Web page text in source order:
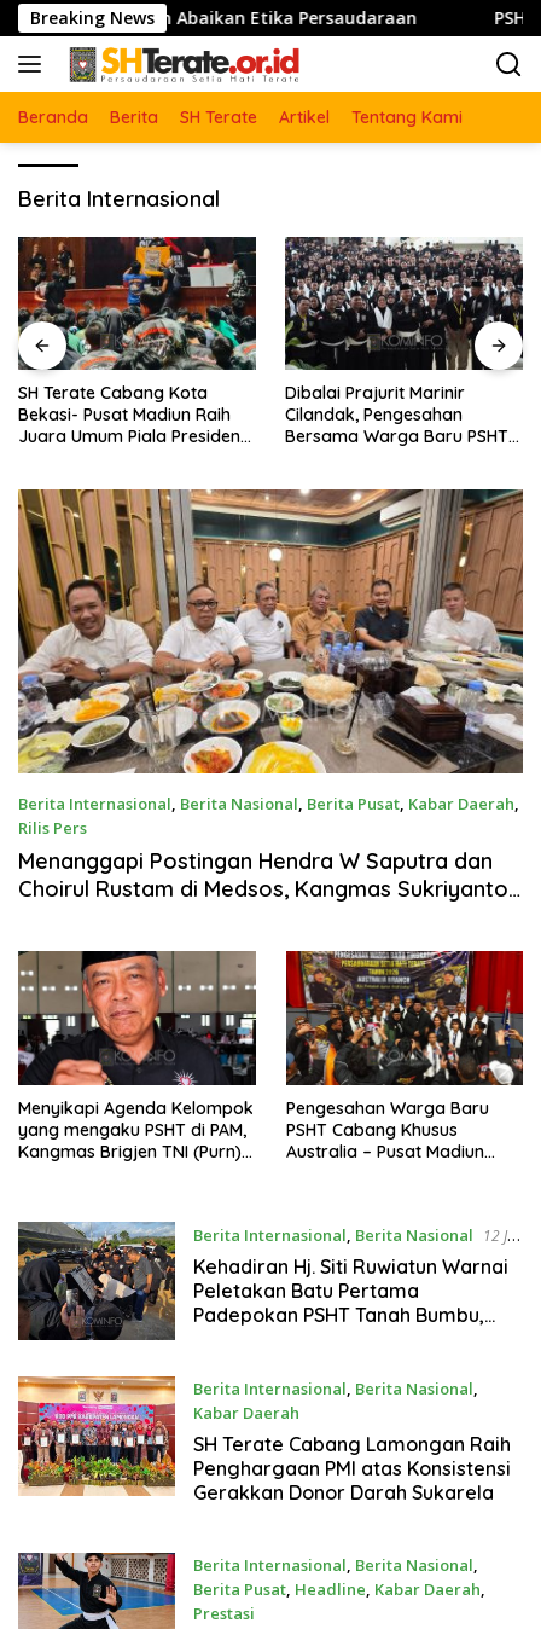
Langsung
ke
konten
Breaking News
: Jangan Abaikan Etika Persaudaraan PSHT
Beranda Berita SH Terate Artikel Tentang Kami
Berita Internasional
Dibalai Prajurit Marinir
Cilandak, Pengesahan
Bersama Warga Baru PSHT
Berlangsung Khidmat
555 Warga Baru Resmi
Disahkan PSHT Cabang
Jombang – Pusat Madiun
Berita Internasional, Berita Nasional, Berita Pusat, Kabar Daerah,
Rilis Pers
7 Agustus 2026
Menanggapi Postingan Hendra W Saputra dan
Choirul Rustam di Medsos, Kangmas Sukriyanto
Menyikapi Agenda Kelompok
yang mengaku PSHT di PAM,
Kangmas Brigjen TNI (Purn)
Pengesahan Warga Baru
PSHT Cabang Khusus
Australia – Pusat Madiun
Berita Internasional, Berita Nasional
12 Juli
2026
Kehadiran Hj. Siti Ruwiatun Warnai
Peletakan Batu Pertama
Padepokan PSHT Tanah Bumbu,
Berita Internasional, Berita Nasional,
Kabar Daerah
12 Juli 2026
SH Terate Cabang Lamongan Raih
Penghargaan PMI atas Konsistensi
Gerakkan Donor Darah Sukarela
Berita Internasional, Berita Nasional,
Berita Pusat, Headline, Kabar Daerah,
Prestasi